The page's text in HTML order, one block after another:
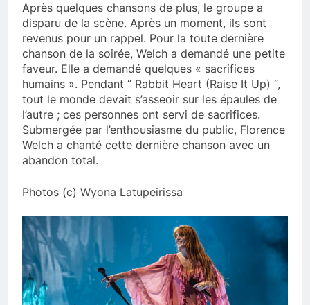
Après quelques chansons de plus, le groupe a
disparu de la scène. Après un moment, ils sont
revenus pour un rappel. Pour la toute dernière
chanson de la soirée, Welch a demandé une petite
faveur. Elle a demandé quelques « sacrifices
humains ». Pendant ” Rabbit Heart (Raise It Up) “,
tout le monde devait s’asseoir sur les épaules de
l’autre ; ces personnes ont servi de sacrifices.
Submergée par l’enthousiasme du public, Florence
Welch a chanté cette dernière chanson avec un
abandon total.
Photos (c) Wyona Latupeirissa